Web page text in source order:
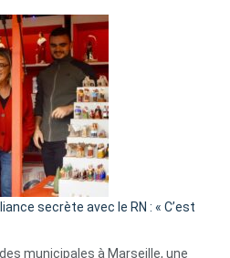
Algérie
secrète avec le RN : « C’est
municipales à Marseille, une